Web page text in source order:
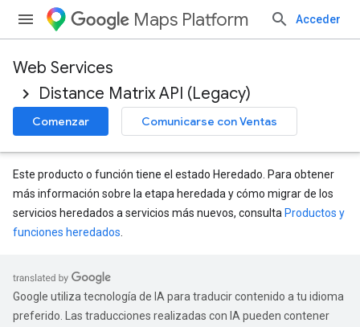
Maps Platform Acceder
Web Services
Distance Matrix API (Legacy)
Comenzar Comunicarse con Ventas
Este producto o función tiene el estado Heredado. Para obtener
más información sobre la etapa heredada y cómo migrar de los
servicios heredados a servicios más nuevos, consulta Productos y
funciones heredados
Google utiliza tecnología de IA para traducir contenido a tu idioma
preferido. Las traducciones realizadas con IA pueden contener